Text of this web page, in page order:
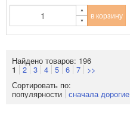
в корзину
Найдено товаров: 196
1 2 3 4 5 6 7
>>
Сортировать по:
популярности сначала дорогие